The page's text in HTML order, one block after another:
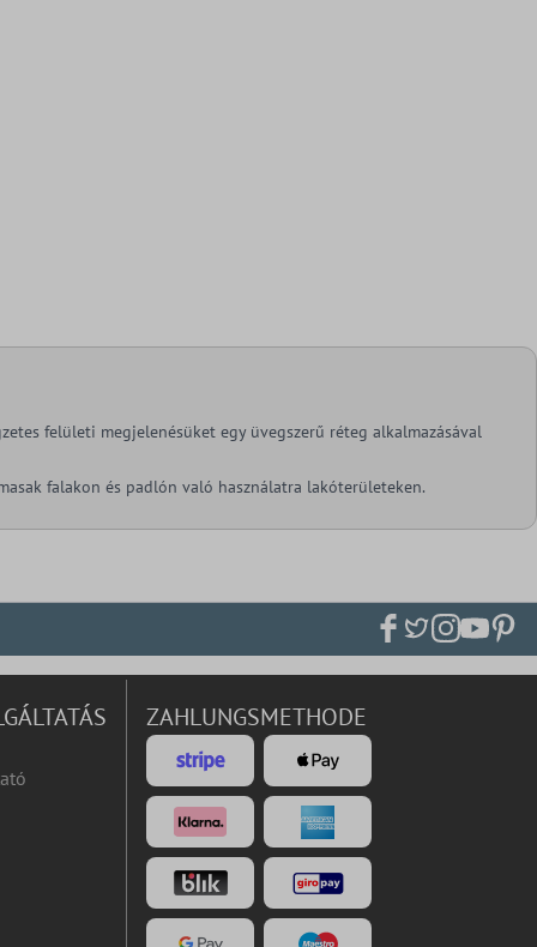
felületi megjelenésüket egy üvegszerű réteg alkalmazásával
falakon és padlón való használatra lakóterületeken.
ZAHLUNGSMETHODE